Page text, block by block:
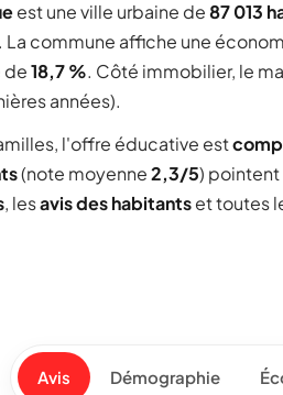
est une ville urbaine de87 013
La commune affiche une
de18,7 %. Côté immobilier, le
années).
l'offre éducative est
(note moyenne2,3/5)
, lesavis des habitantset toutes
Avis Démographie